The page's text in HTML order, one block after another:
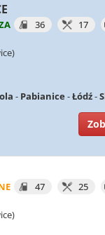
36 17
- Pabianice -Łódź-
47 25